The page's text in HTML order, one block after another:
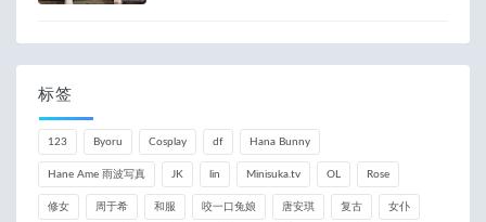
标签
123 Byoru Cosplay df Hana Bunny
Hane Ame 雨波写真 JK lin Minisuka.tv OL Rose
修女 周于希 和服 咬一口兔娘 唐安琪 复古 女仆